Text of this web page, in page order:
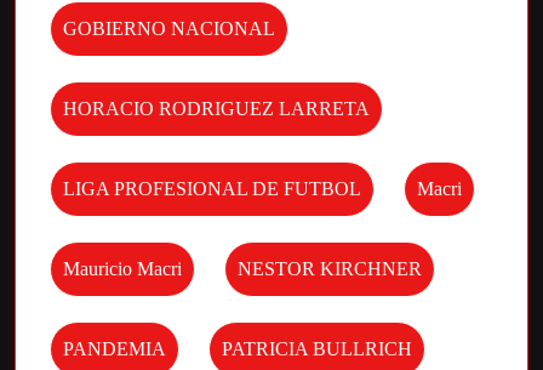
GOBIERNO NACIONAL
HORACIO RODRIGUEZ LARRETA
LIGA PROFESIONAL DE FUTBOL Macri
Mauricio Macri NESTOR KIRCHNER
PANDEMIA PATRICIA BULLRICH